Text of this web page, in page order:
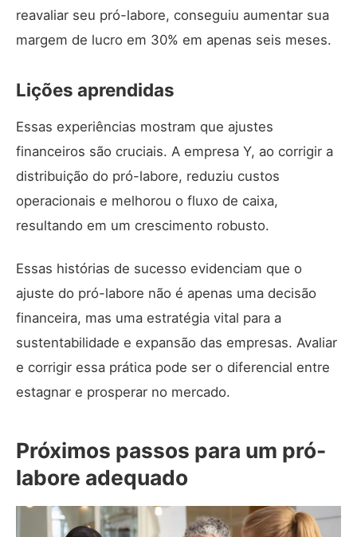
reavaliar seu pró-labore, conseguiu aumentar sua
margem de lucro em 30% em apenas seis meses.
Lições aprendidas
Essas experiências mostram que ajustes
financeiros são cruciais. A empresa Y, ao corrigir a
distribuição do pró-labore, reduziu custos
operacionais e melhorou o fluxo de caixa,
resultando em um crescimento robusto.
Essas histórias de sucesso evidenciam que o
ajuste do pró-labore não é apenas uma decisão
financeira, mas uma estratégia vital para a
sustentabilidade e expansão das empresas. Avaliar
e corrigir essa prática pode ser o diferencial entre
estagnar e prosperar no mercado.
Próximos passos para um pró-
labore adequado